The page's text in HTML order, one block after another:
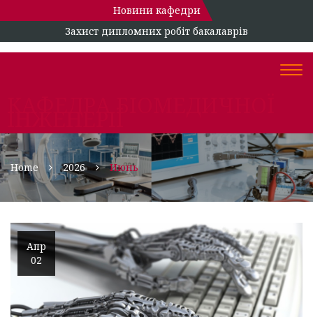
Новини кафедри
Захист дипломних робіт бакалаврів
Home 2026 Июнь
Апр
02